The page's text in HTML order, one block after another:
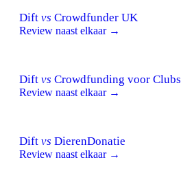
Dift vs Crowdfunder UK
Review naast elkaar →
Dift vs Crowdfunding voor Clubs
Review naast elkaar →
Dift vs DierenDonatie
Review naast elkaar →